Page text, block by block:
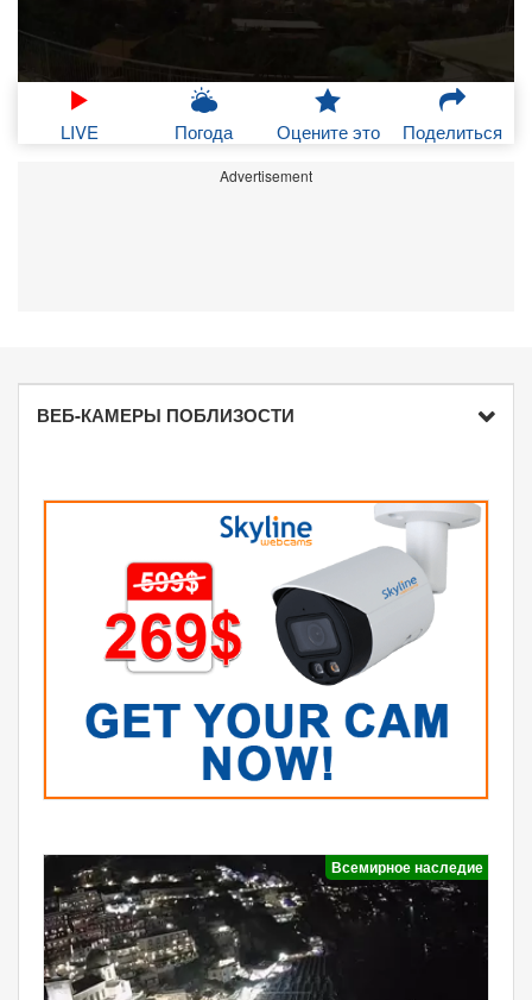
LIVE Погода Оцените это Поделиться
Advertisement
ВЕБ-КАМЕРЫ ПОБЛИЗОСТИ
Всемирное наследие